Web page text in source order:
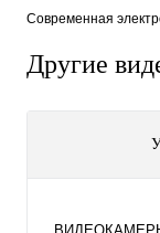
Современная
Другие